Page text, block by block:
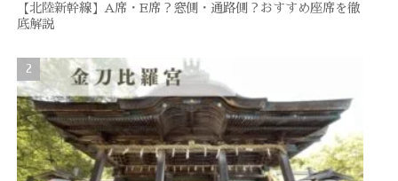
【北陸新幹線】A席・E席？窓側・通路側？おすすめ座席を徹
底解説